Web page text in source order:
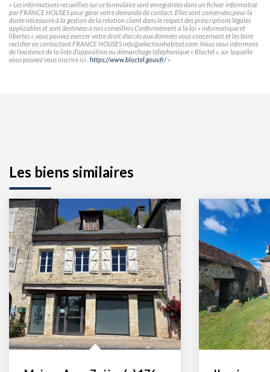
« Les informations recueillies sur ce formulaire sont enregistrées dans un fichier informatisé
par FRANCE HOUSES pour gérer votre demande de contact. Elles sont conservées pour la
durée nécessaire à la gestion de la relation client dans le respect des prescriptions légales
applicables et sont destinées à nos conseillers Conformément à la loi « informatique et
libertés », vous pouvez exercer votre droit d'accès aux données vous concernant et les faire
rectifier en contactant FRANCE HOUSES info@selectionhabitat.com. Nous vous informons
de l'existence de la liste d'opposition au démarchage téléphonique « Bloctel », sur laquelle
vous pouvez vous inscrire ici :https://www.bloctel.gouv.fr/»
Les biens similaires